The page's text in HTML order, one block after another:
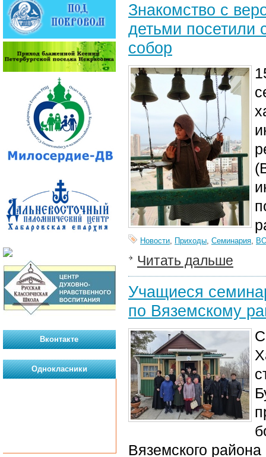
Знакомство с
детьми посетили
собор
Новости, Приходы, Семинария,
Читать дальше
Учащиеся
по Вяземскому
Вяземского
Вконтакте
Однокласники